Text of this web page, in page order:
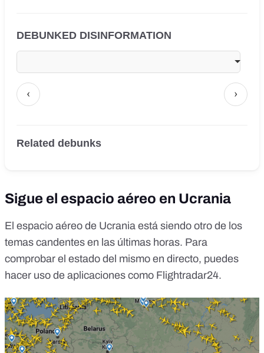
DEBUNKED DISINFORMATION
‹ ›
Related debunks
Sigue el espacio aéreo en Ucrania
El espacio aéreo de Ucrania está siendo otro de los
temas candentes en las últimas horas. Para
comprobar el estado del mismo en directo, puedes
hacer uso de aplicaciones como Flightradar24.